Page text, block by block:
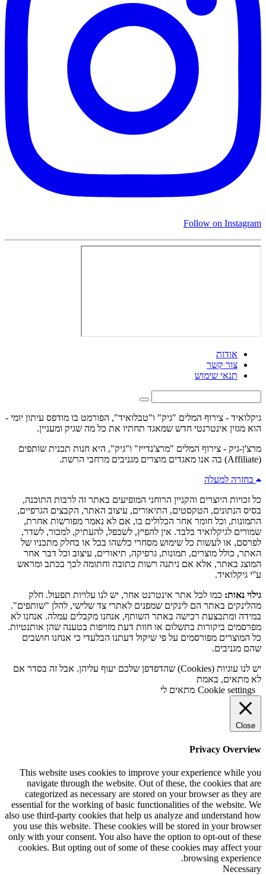
Follow on Instagram
אודות
צור קשר
תנאי שימוש
גיקלואיד - צירוף המלים "גיק" ו"טבלואיד", הפורמט בו מודפס עיתון יומי -
הוא מגזין אינטרנטי חדש שמאגד תחתיו את כל מה שגיק ומעניין.
מרצ'ן-גיק - צירוף המלים "מרצ'נדייז" ו"גיק", היא חנות תכנית שותפים
(Affiliate) בה אנו מאגדים מוצרים מגניבים מרחבי הרשת.
בחזרה למעלה
כל זכויות היוצרים והקניין הרוחני המופיעים באתר זה לרבות התוכנה,
בסיס הנתונים, הטקסטים, התיאורים, עיצוב האתר, הקבצים הגרפיים,
התמונות, וכל חומר אחר הכלולים בו, אם לא נאמר מפורשות אחרת,
שמורים לגיקלואיד בלבד. אין להפיץ, לשכפל, להעתיק, למכור, לשדר,
לפרסם, או לעשות כל שימוש מסחרי כלשהו בכל או בחלק מתכניו של
האתר, כולל מוצרים, תמונות, גרפיקה, תיאורים, עיצוב וכל דבר אחר
המוצג באתר, אלא אם ניתנה רשות כתובה וחתומה לכך בכתב ומראש
ע''י גיקלואיד.
גילוי נאות: כמו לכל אתר אינטרנט אחר, יש לנו עלויות תפעול. חלק
מהלינקים באתר הם לינקים שמפנים לאתרי צד שלישי, להלן "שותפים".
במידה ומתבצעת רכישה באתר השותף, אנחנו מקבלים עמלה. אנחנו לא
מפרסמים ביקורות בתשלום או חוות דעת מזויפות בטענה שהן אותנטיות.
כל המוצרים מפורסמים על פי שיקול דעתנו הבלעדי כי אנחנו חושבים
שהם מגניבים.
יש לנו עוגיות (Cookies) שהדפדפן שלכם יעוף עליהן. אבל זה בסדר אם
לא מתאים, באמת
Cookie settings מתאים לי
Close
Privacy Overview
This website uses cookies to improve your experience while you
navigate through the website. Out of these, the cookies that are
categorized as necessary are stored on your browser as they are
essential for the working of basic functionalities of the website. We
also use third-party cookies that help us analyze and understand how
you use this website. These cookies will be stored in your browser
only with your consent. You also have the option to opt-out of these
cookies. But opting out of some of these cookies may affect your
browsing experience.
Necessary